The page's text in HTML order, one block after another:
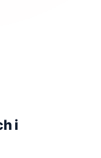
i